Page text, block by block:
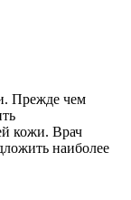
Прежде чем
кожи. Врач
наиболее